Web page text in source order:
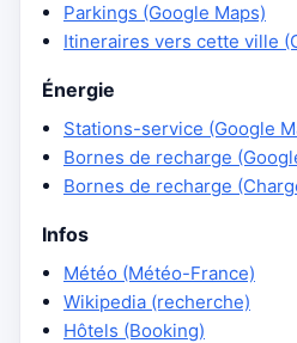
Parkings (Google Maps)
Itineraires vers cette ville
Énergie
Stations-service (Google
Bornes de recharge
Bornes de recharge
Infos
Météo (Météo-France)
Wikipedia (recherche)
Hôtels (Booking)